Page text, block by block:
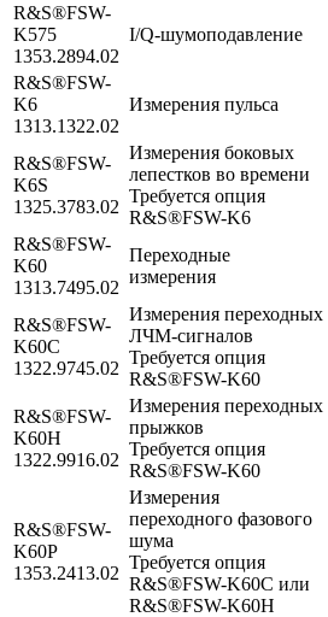
R&S®FSW-
K575
1353.2894.02
I/Q-шумоподавление
R&S®FSW-
K6
1313.1322.02
Измерения пульса
R&S®FSW-
K6S
1325.3783.02
Измерения боковых
лепестков во времени
Требуется опция
R&S®FSW-K6
R&S®FSW-
K60
1313.7495.02
Переходные
измерения
R&S®FSW-
K60C
1322.9745.02
Измерения переходных
ЛЧМ-сигналов
Требуется опция
R&S®FSW-K60
R&S®FSW-
K60H
1322.9916.02
Измерения переходных
прыжков
Требуется опция
R&S®FSW-K60
R&S®FSW-
K60P
1353.2413.02
Измерения
переходного фазового
шума
Требуется опция
R&S®FSW-K60C или
R&S®FSW-K60H